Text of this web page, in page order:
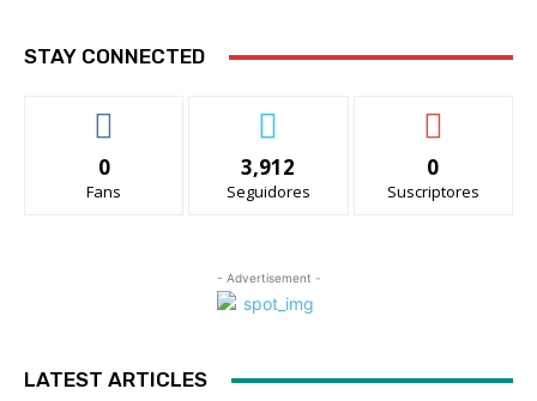
STAY CONNECTED
0
Fans
3,912
Seguidores
0
Suscriptores
- Advertisement -
LATEST ARTICLES